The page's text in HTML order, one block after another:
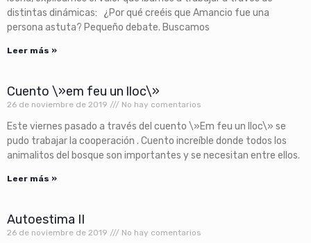
distintas dinámicas: ¿Por qué creéis que Amancio fue una
persona astuta? Pequeño debate. Buscamos
Leer más »
Cuento \»em feu un lloc\»
26 de noviembre de 2019 No hay comentarios
Este viernes pasado a través del cuento \»Em feu un lloc\» se
pudo trabajar la cooperación . Cuento increíble donde todos los
animalitos del bosque son importantes y se necesitan entre ellos.
Leer más »
Autoestima II
26 de noviembre de 2019 No hay comentarios